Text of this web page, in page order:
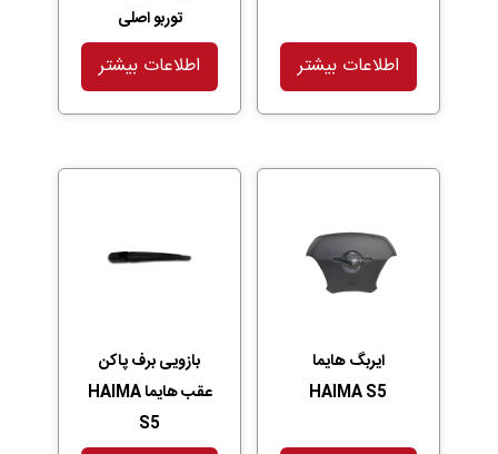
اطلاعات بیشتر
توربو اصلی
اطلاعات بیشتر
ایربگ هایما
HAIMA S5
بازویی برف پاکن
عقب هایما HAIMA
S5